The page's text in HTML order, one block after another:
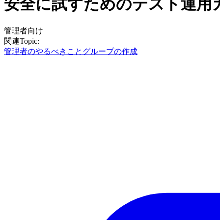
安全に試すためのテスト運用
管理者向け
関連Topic:
管理者のやるべきこと グループの作成